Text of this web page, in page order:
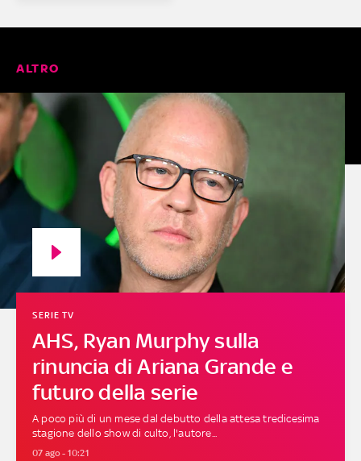
ALTRO
AHS, Ryan Murphy sulla
rinuncia di Ariana Grande e
futuro della serie
SERIE TV
A poco più di un mese dal debutto della attesa tredicesima
stagione dello show di culto, l'autore...
07 ago - 10:21